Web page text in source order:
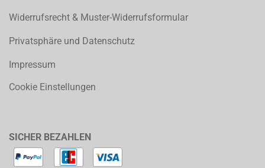
Widerrufsrecht & Muster-Widerrufsformular
Privatsphäre und Datenschutz
Impressum
Cookie Einstellungen
SICHER BEZAHLEN